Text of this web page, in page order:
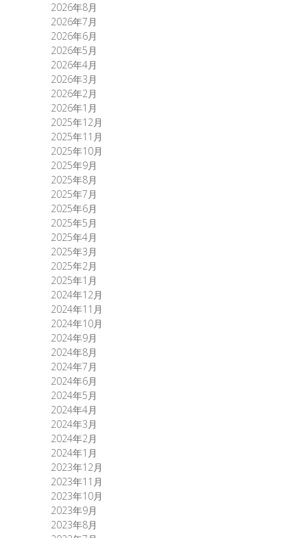
2026年8月
2026年7月
2026年6月
2026年5月
2026年4月
2026年3月
2026年2月
2026年1月
2025年12月
2025年11月
2025年10月
2025年9月
2025年8月
2025年7月
2025年6月
2025年5月
2025年4月
2025年3月
2025年2月
2025年1月
2024年12月
2024年11月
2024年10月
2024年9月
2024年8月
2024年7月
2024年6月
2024年5月
2024年4月
2024年3月
2024年2月
2024年1月
2023年12月
2023年11月
2023年10月
2023年9月
2023年8月